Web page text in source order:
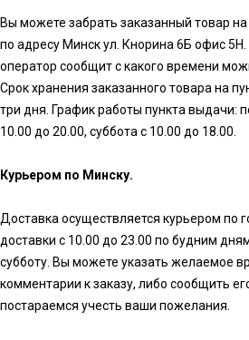
Вы можете забрать заказанный товар
по адресу Минск ул. Кнорина 6Б офис
оператор сообщит с какого времени
Срок хранения заказанного товара на
три дня. График работы пункта выдачи:
10.00 до 20.00, суббота с 10.00 до 18.00.
Курьером по Минску.
Доставка осуществляется курьером по
доставки с 10.00 до 23.00 по будним
субботу. Вы можете указать желаемое
комментарии к заказу, либо сообщить
постараемся учесть ваши пожелания.